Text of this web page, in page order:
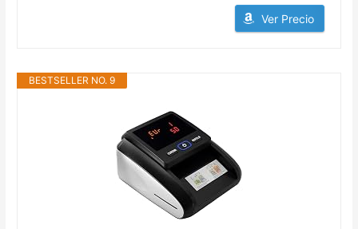
Ver Precio
BESTSELLER NO. 9